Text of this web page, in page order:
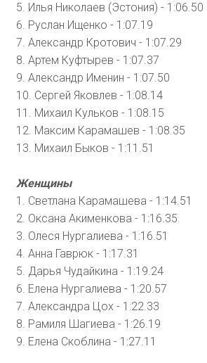
5. Илья Николаев (Эстония) - 1:06.50
6. Руслан Ищенко - 1:07.19
7. Александр Кротович - 1:07.29
8. Артем Куфтырев - 1:07.37
9. Александр Именин - 1:07.50
10. Сергей Яковлев - 1:08.14
11. Михаил Кульков - 1:08.15
12. Максим Карамашев - 1:08.35
13. Михаил Быков - 1:11.51
Женщины
1. Светлана Карамашева - 1:14.51
2. Оксана Акименкова - 1:16.35
3. Олеся Нургалиева - 1:16.51
4. Анна Гаврюк - 1:17.31
5. Дарья Чудайкина - 1:19.24
6. Елена Нургалиева - 1:20.57
7. Александра Цох - 1:22.33
8. Рамиля Шагиева - 1:26.19
9. Елена Скоблина - 1:27.11